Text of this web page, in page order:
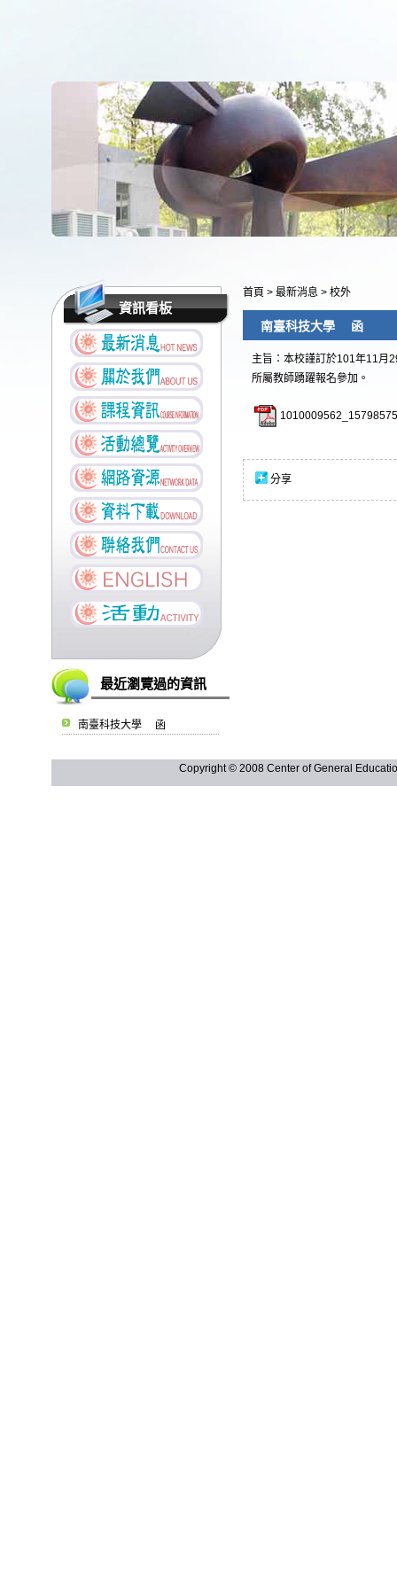
資訊看板
最近瀏覽過的資訊
南臺科技大學 函
首頁 > 最新消息 > 校外
南臺科技大學 函
主旨：本校謹訂於101年11月
所屬教師踴躍報名參加。
分享
Copyright © 2008 Center of General